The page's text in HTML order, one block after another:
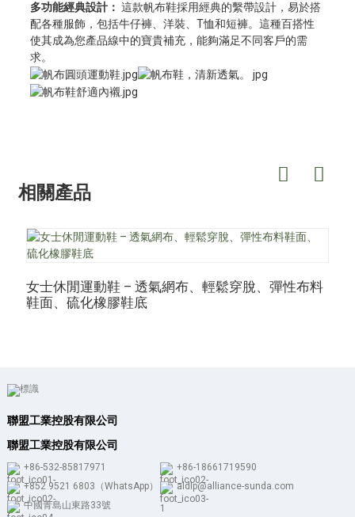
多功能經典設計： 這款帆布鞋採用經典的繫帶設計，易於搭
配各種服飾，包括牛仔褲、洋裝、T恤和短褲。這種百搭性
使其成為您產品線中的寶貴補充，能夠滿足不同客戶的需
求。
相關產品
女士休閒運動鞋 – 透氣網布、輕鬆穿脫、彈性布料
鞋面、硫化橡膠鞋底
聯盟工業控股有限公司
聯盟工業控股有限公司
+86-532-85817971
+86-18661719590
+852 9521 6803（WhatsApp）
aldlp@alliance-sunda.com
中國青島山東路33號